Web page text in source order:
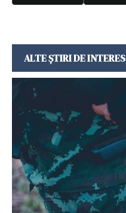
ALTE ȘTIRI DE INTERES